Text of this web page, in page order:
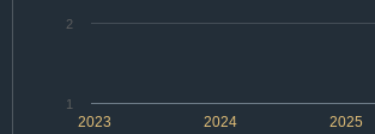
2024
2023 2025
1
2